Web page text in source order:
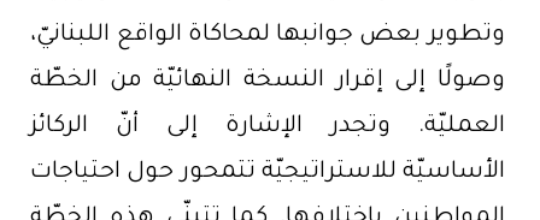
وتطوير بعض جوانبها لمحاكاة الواقع اللبنانيّ،
وصولًا إلى إقرار النسخة النهائيّة من الخطّة
العمليّة. وتجدر الإشارة إلى أنّ الركائز
الأساسيّة للاستراتيجيّة تتمحور حول احتياجات